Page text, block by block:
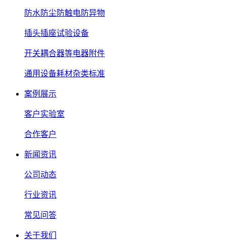
防水防尘防触电防异物
插头插座试验设备
开关耦合器等电器附件
通用设备耗材杂类标准
案例展示
客户实验室
合作客户
新闻资讯
公司动态
行业资讯
常见问答
关于我们